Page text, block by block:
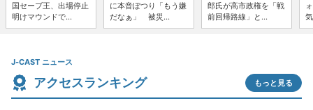
国セーブ王、出場停止
明けマウンドで...
に本音ぽつり「もう嫌
だなぁ」 被災...
郎氏が高市政権を「戦
前回帰路線」と...
J-CAST ニュース
アクセスランキング もっと見る